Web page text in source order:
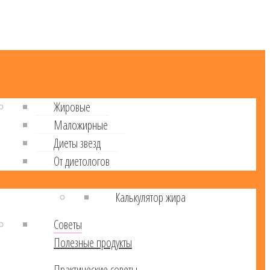
Жировые
Маложирные
Диеты звезд
От диетологов
Калькулятор жира
Советы
Полезные продукты